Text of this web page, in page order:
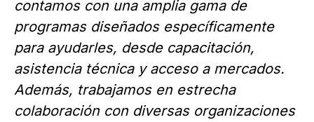
contamos con una amplia gama de
programas diseñados específicamente
para ayudarles, desde capacitación,
asistencia técnica y acceso a mercados.
Además, trabajamos en estrecha
colaboración con diversas organizaciones